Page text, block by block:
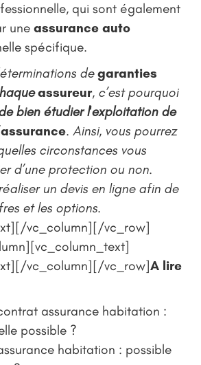
qui sont également
uneassurance auto
spécifique.
degaranties
assureur, c’est pourquoi
bien étudier l'exploitation de
. Ainsi, vous pourrez
circonstances vous
d’une protection ou non.
un devis en ligne afin de
et les options.
vc_column][/vc_row]
vc_column][/vc_row]A lire
assurance habitation :
possible ?
habitation : possible